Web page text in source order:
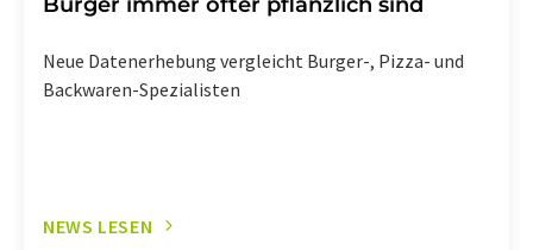
Neue Datenerhebung vergleicht Burger-, Pizza- und
Backwaren-Spezialisten
NEWS LESEN